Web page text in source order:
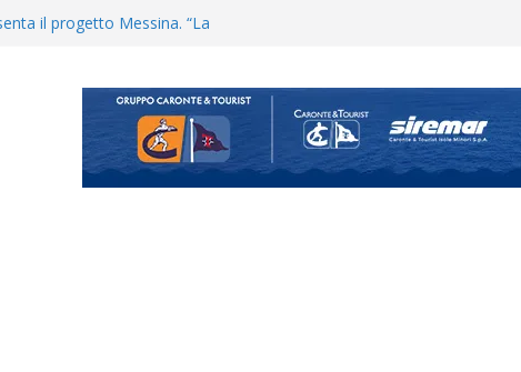
bocciato il Fasano,
e Kamarat restano in
si alzano i ritmi tra lavoro